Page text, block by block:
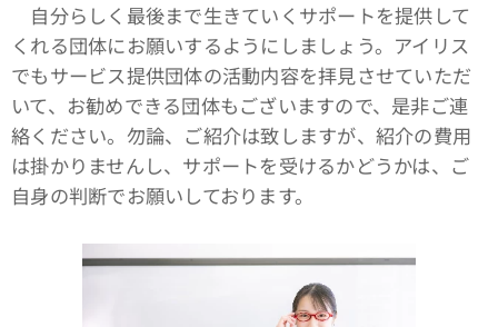
自分らしく最後まで生きていくサポートを提供して
くれる団体にお願いするようにしましょう。アイリス
でもサービス提供団体の活動内容を拝見させていただ
いて、お勧めできる団体もございますので、是非ご連
絡ください。勿論、ご紹介は致しますが、紹介の費用
は掛かりませんし、サポートを受けるかどうかは、ご
自身の判断でお願いしております。